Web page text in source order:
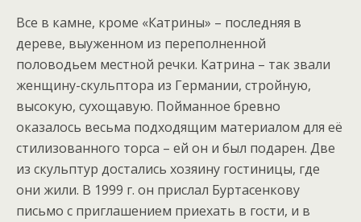
Все в камне, кроме «Катрины» – последняя в
дереве, выуженном из переполненной
половодьем местной речки. Катрина – так звали
женщину-скульптора из Германии, стройную,
высокую, сухощавую. Пойманное бревно
оказалось весьма подходящим материалом для её
стилизованного торса – ей он и был подарен. Две
из скульптур достались хозяину гостиницы, где
они жили. В 1999 г. он прислал Буртасенкову
письмо с приглашением приехать в гости, и в